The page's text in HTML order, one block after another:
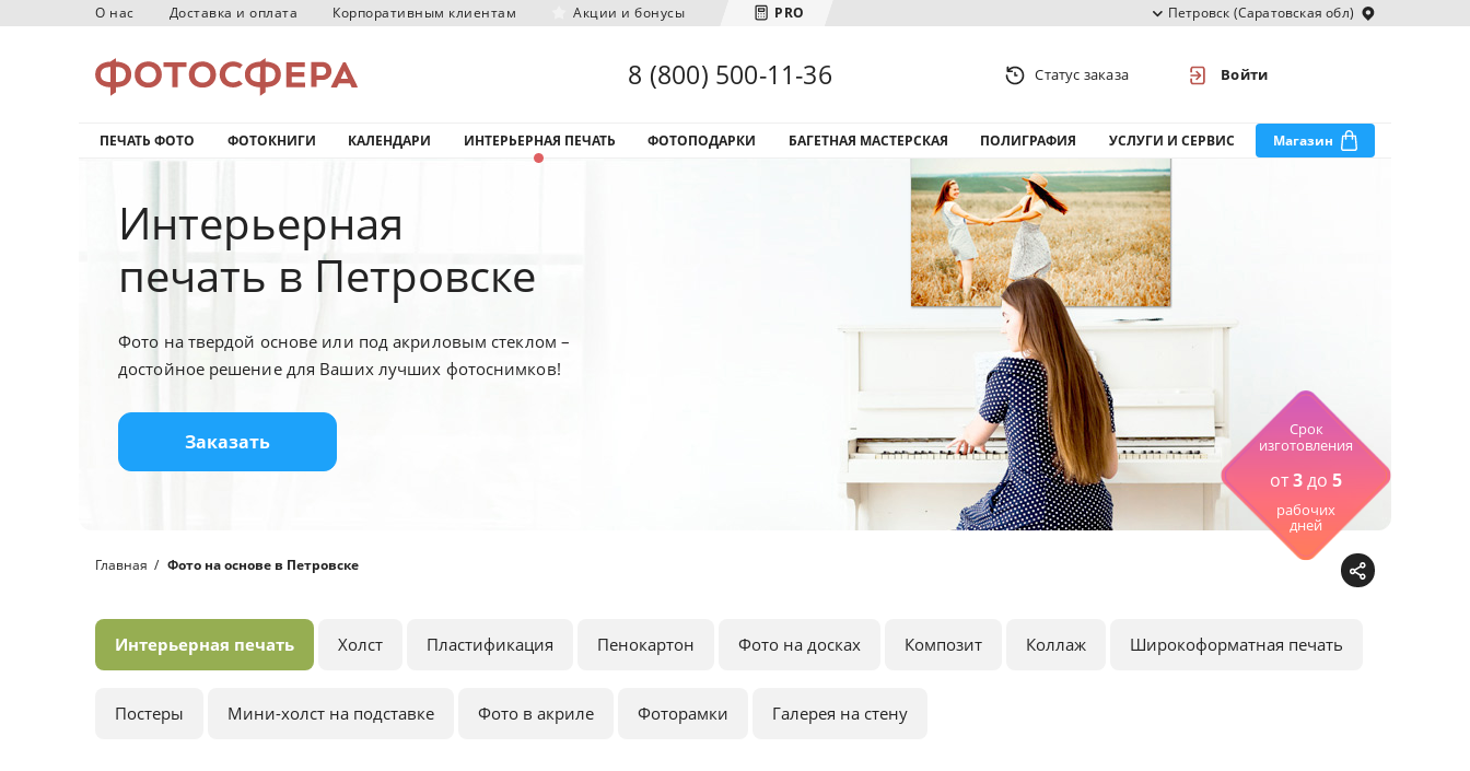
О нас Доставка и оплата Корпоративным клиентам Акции и бонусы PRO Петровск (Саратовская обл)
Загрузка городов...
8 (800) 500-11-36 Статус заказа Войти
ПЕЧАТЬ ФОТО ФОТОКНИГИ КАЛЕНДАРИ ИНТЕРЬЕРНАЯ ПЕЧАТЬ ФОТОПОДАРКИ БАГЕТНАЯ МАСТЕРСКАЯ ПОЛИГРАФИЯ УСЛУГИ И СЕРВИС Магазин
Интерьерная
печать в Петровске
Фото на твердой основе или под акриловым стеклом –
достойное решение для Ваших лучших фотоснимков!
Заказать
Срок
изготовления
от3до 5
рабочих
дней
Главная Фото на основе в Петровске
Интерьерная печать Холст Пластификация Пенокартон Фото на досках Композит Коллаж Широкоформатная печать
Постеры Мини-холст на подставке Фото в акриле Фоторамки Галерея на стену